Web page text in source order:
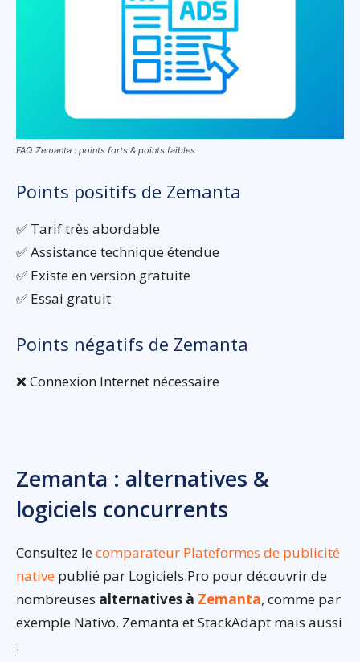
FAQ Zemanta : points forts & points faibles
Points positifs de Zemanta
✅ Tarif très abordable
✅ Assistance technique étendue
✅ Existe en version gratuite
✅ Essai gratuit
Points négatifs de Zemanta
❌ Connexion Internet nécessaire
Zemanta : alternatives &
logiciels concurrents
Consultez lecomparateur Plateformes de publicité
native publié par Logiciels.Pro pour découvrir de
nombreuses alternatives à Zemanta, comme par
exemple Nativo, Zemanta et StackAdapt mais aussi
: